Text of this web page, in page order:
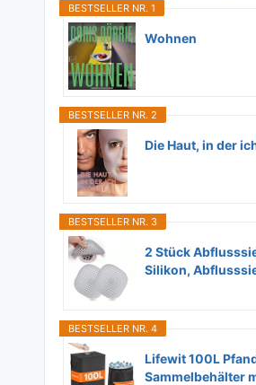
BESTSELLER NR. 1
Wohnen
BESTSELLER NR. 2
Die Haut, in der
BESTSELLER NR. 3
2 Stück
Silikon,
BESTSELLER NR. 4
Lifewit 100L
Sammelbehälter